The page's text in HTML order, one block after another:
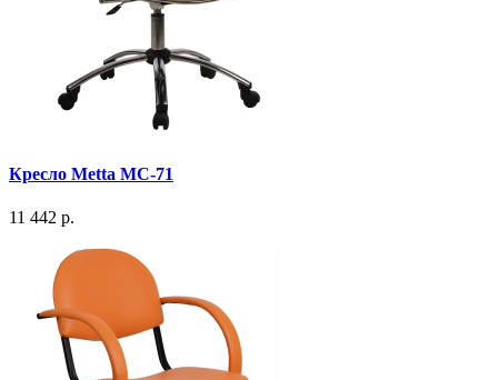
Кресло Metta MC-71
11 442 р.